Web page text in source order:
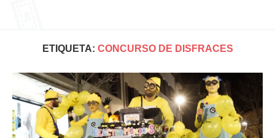
ETIQUETA: CONCURSO DE DISFRACES